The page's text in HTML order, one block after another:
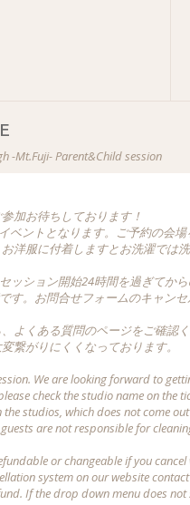
-Mt.Fuji- Parent&Child session
加お待ちしております！
ントとなります。ご予約の会場
洋服に付着しますとお洗濯では
ッション開始24時間を過ぎてか
す。お問合せフォームのキャン
よくある質問のページをご確認
繋がりにくくなっております。
We are looking forward to
check the studio name on the
studios, which does not come
are not responsible for
or changeable if you
system on our website
If the drop down menu does